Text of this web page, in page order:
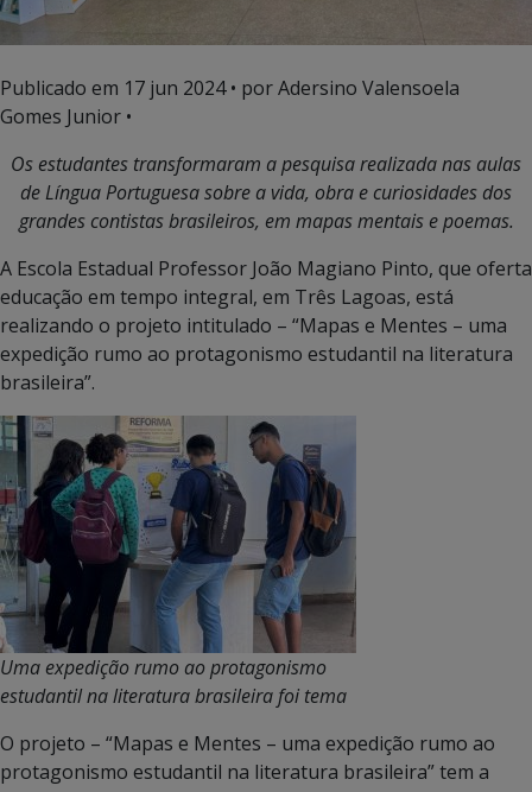
Publicado em 17 jun 2024• por Adersino Valensoela
Gomes Junior •
Os estudantes transformaram a pesquisa realizada nas aulas
de Língua Portuguesa sobre a vida, obra e curiosidades dos
grandes contistas brasileiros, em mapas mentais e poemas.
A Escola Estadual Professor João Magiano Pinto, que oferta
educação em tempo integral, em Três Lagoas, está
realizando o projeto intitulado – “Mapas e Mentes – uma
expedição rumo ao protagonismo estudantil na literatura
brasileira”.
Uma expedição rumo ao protagonismo
estudantil na literatura brasileira foi tema
O projeto – “Mapas e Mentes – uma expedição rumo ao
protagonismo estudantil na literatura brasileira” tem a